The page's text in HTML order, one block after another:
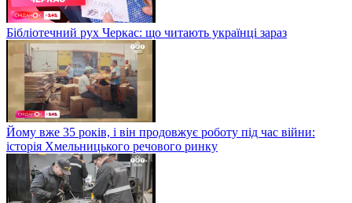
Бібліотечний рух Черкас: що читають українці зараз
Йому вже 35 років, і він продовжує роботу під час війни:
історія Хмельницького речового ринку